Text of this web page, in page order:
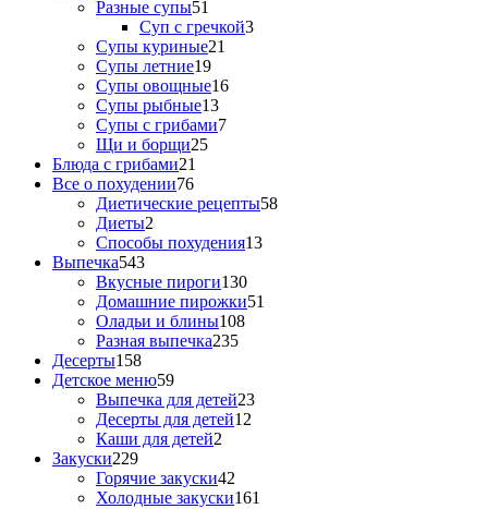
Разные супы51
Суп с гречкой3
Супы куриные21
Супы летние19
Супы овощные16
Супы рыбные13
Супы с грибами7
Щи и борщи25
Блюда с грибами21
Все о похудении76
Диетические рецепты58
Диеты2
Способы похудения13
Выпечка543
Вкусные пироги130
Домашние пирожки51
Оладьи и блины108
Разная выпечка235
Десерты158
Детское меню59
Выпечка для детей23
Десерты для детей12
Каши для детей2
Закуски229
Горячие закуски42
Холодные закуски161